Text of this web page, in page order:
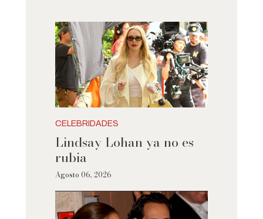
CELEBRIDADES
Lindsay Lohan ya no es
rubia
Agosto 06, 2026